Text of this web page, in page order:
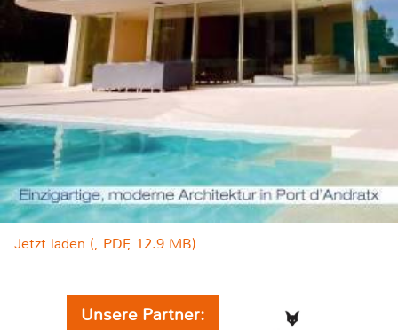
Jetzt laden (, PDF, 12.9 MB)
Unsere Partner: